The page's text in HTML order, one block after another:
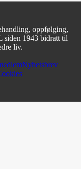
oppfølging,
1943 bidratt til
liv.
Nyhetsbrev